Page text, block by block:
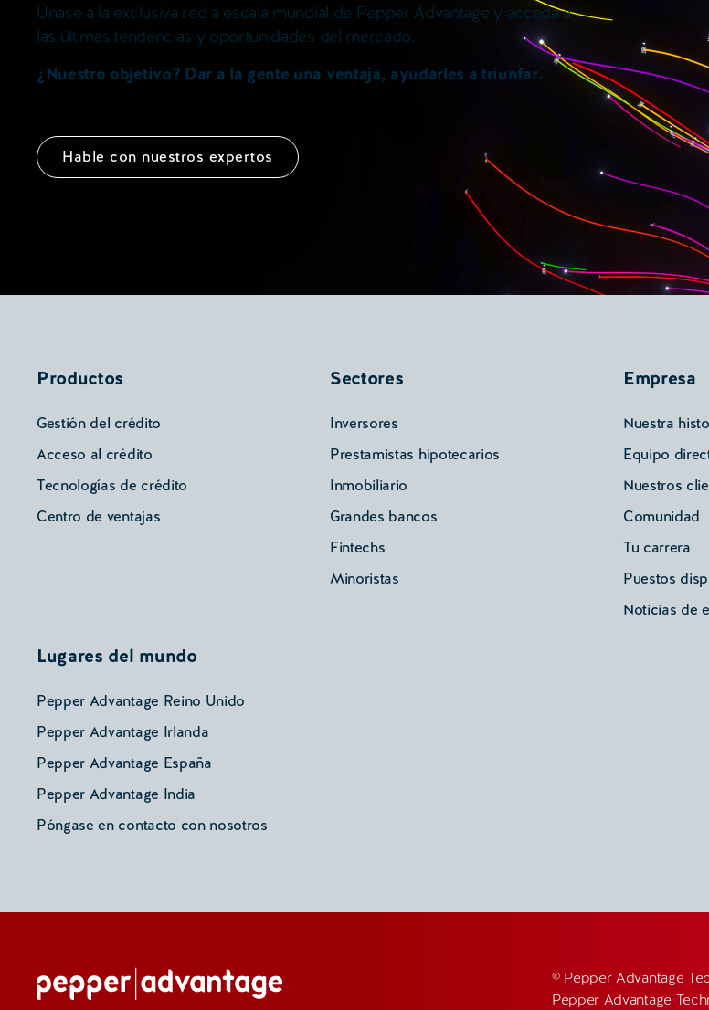
Únase a la exclusiva red a escala mundial de Pepper Advantage y acceda a
las últimas tendencias y oportunidades del mercado.
¿Nuestro objetivo? Dar a la gente una ventaja, ayudarles a triunfar.
Hable con nuestros expertos
Productos
Gestión del crédito
Acceso al crédito
Tecnologías de crédito
Centro de ventajas
Sectores
Inversores
Prestamistas hipotecarios
Inmobiliario
Grandes bancos
Fintechs
Minoristas
Empresa
Nuestra
Equipo
Nuestros
Comunidad
Tu carrera
Puestos
Noticias de
Lugares del mundo
Pepper Advantage Reino Unido
Pepper Advantage Irlanda
Pepper Advantage España
Pepper Advantage India
Póngase en contacto con nosotros
© Pepper Advantage
Pepper Advantage